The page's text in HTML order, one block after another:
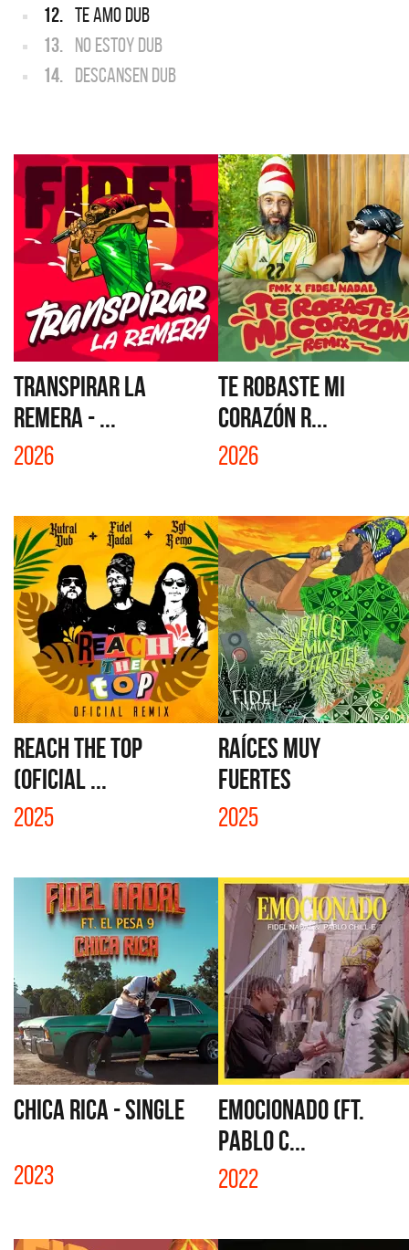
12. TE AMO DUB
13. NO ESTOY DUB
14. DESCANSEN DUB
TRANSPIRAR LA
REMERA - ...
2026
TE ROBASTE MI
CORAZÓN R...
2026
REACH THE TOP
(OFICIAL ...
2025
RAÍCES MUY
FUERTES
2025
CHICA RICA - SINGLE
2023
EMOCIONADO (FT.
PABLO C...
2022